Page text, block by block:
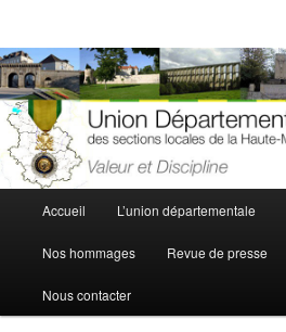
principal
Accueil L’union départementale
Nos hommages Revue de presse
Nous contacter